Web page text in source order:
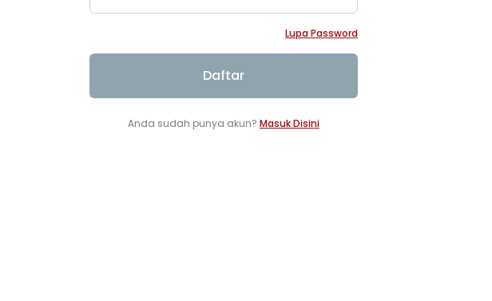
Lupa Password
Daftar
Anda sudah punya akun? Masuk Disini